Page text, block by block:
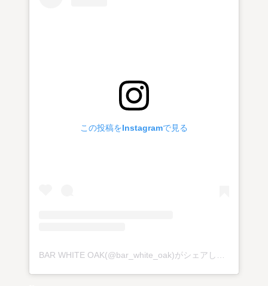
この投稿をInstagramで見る
BAR WHITE OAK(@bar_white_oak)がシェアした投稿